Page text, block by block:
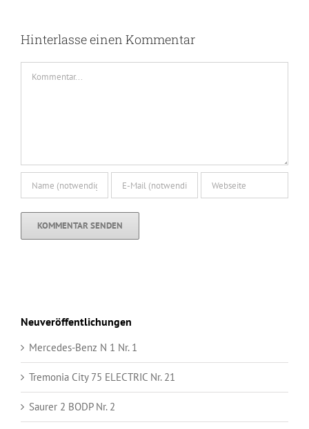
Hinterlasse einen Kommentar
Neuveröffentlichungen
Mercedes-Benz N 1 Nr. 1
Tremonia City 75 ELECTRIC Nr. 21
Saurer 2 BODP Nr. 2